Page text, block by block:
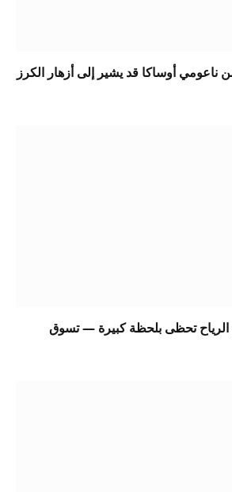
أوساكا قد يشير إلى أزهار الكرز
الرياح تحظى بلحظة كبيرة — تسوق